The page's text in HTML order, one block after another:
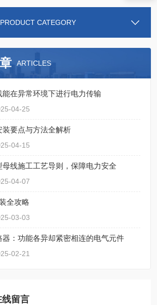
PRODUCT CATEGORY
ARTICLES
能在异常环境下进行电力传输
04-25
装要点与方法全解析​
04-15
母线施工工艺导则，保障电力安全
04-07
全攻略
03-03
器：功能各异却紧密相连的电气元件
02-21
线留言